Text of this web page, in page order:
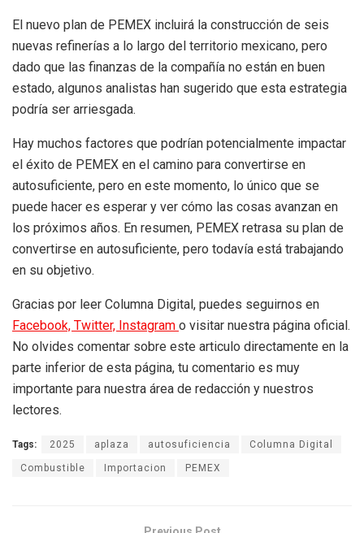
El nuevo plan de PEMEX incluirá la construcción de seis
nuevas refinerías a lo largo del territorio mexicano, pero
dado que las finanzas de la compañía no están en buen
estado, algunos analistas han sugerido que esta estrategia
podría ser arriesgada.
Hay muchos factores que podrían potencialmente impactar
el éxito de PEMEX en el camino para convertirse en
autosuficiente, pero en este momento, lo único que se
puede hacer es esperar y ver cómo las cosas avanzan en
los próximos años. En resumen, PEMEX retrasa su plan de
convertirse en autosuficiente, pero todavía está trabajando
en su objetivo.
Gracias por leer Columna Digital, puedes seguirnos en
Facebook, Twitter, Instagram o visitar nuestra página oficial.
No olvides comentar sobre este articulo directamente en la
parte inferior de esta página, tu comentario es muy
importante para nuestra área de redacción y nuestros
lectores.
Tags: 2025 aplaza autosuficiencia Columna Digital
Combustible Importacion PEMEX